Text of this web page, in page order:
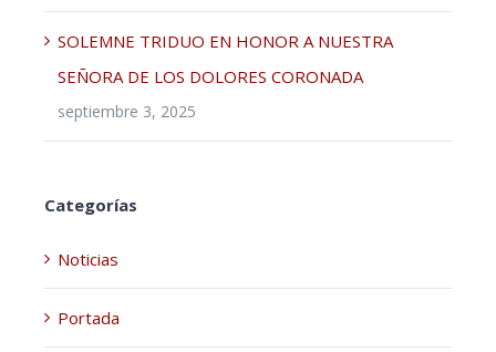
SOLEMNE TRIDUO EN HONOR A NUESTRA
SEÑORA DE LOS DOLORES CORONADA
septiembre 3, 2025
Categorías
Noticias
Portada